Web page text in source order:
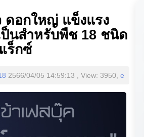
ดอกใหญ่ แข็งแรง
นสำหรับพืช 18 ชนิด
ร็กซ์
2566/04/05 14:59:13 , View: 3950, e